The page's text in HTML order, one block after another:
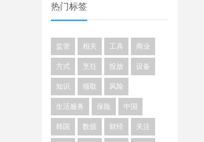
热门标签
监管 相关 工具 商业
方式 烹饪 投放 设备
知识 领取 风险
生活服务 保险 中国
韩国 数据 财经 关注